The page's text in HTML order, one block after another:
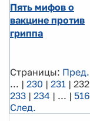
Пять мифов о
вакцине против
гриппа
Страницы: Пред.
... | 230 | 231 | 232
233 | 234 | ... | 516
След.